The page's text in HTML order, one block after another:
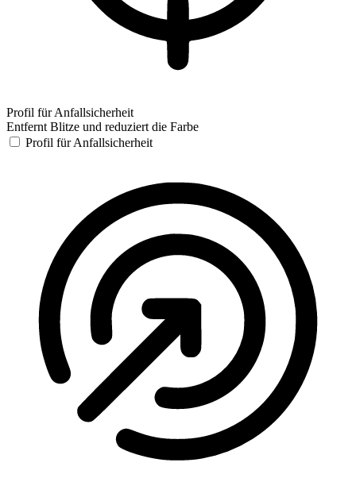
Profil für Anfallsicherheit
Entfernt Blitze und reduziert die Farbe
Profil für Anfallsicherheit